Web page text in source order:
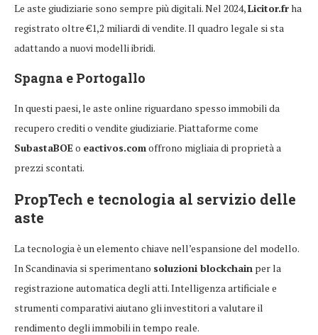
Le aste giudiziarie sono sempre più digitali. Nel 2024,Licitor.frha
registrato oltre €1,2 miliardi di vendite. Il quadro legale si sta
adattando a nuovi modelli ibridi.
Spagna e Portogallo
In questi paesi, le aste online riguardano spesso immobili da
recupero crediti o vendite giudiziarie. Piattaforme come
SubastaBOEo eactivos.comoffrono migliaia di proprietà a
prezzi scontati.
PropTech e tecnologia al servizio delle
aste
La tecnologia è un elemento chiave nell’espansione del modello.
In Scandinavia si sperimentano soluzioni blockchain per la
registrazione automatica degli atti. Intelligenza artificiale e
strumenti comparativi aiutano gli investitori a valutare il
rendimento degli immobili in tempo reale.